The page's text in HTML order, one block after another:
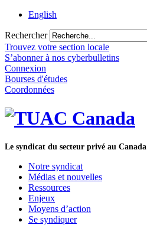
English
Rechercher
Trouvez votre section locale
S’abonner à nos cyberbulletins
Connexion
Bourses d'études
Coordonnées
Le syndicat du secteur privé au Canada
Notre syndicat
Médias et nouvelles
Ressources
Enjeux
Moyens d’action
Se syndiquer